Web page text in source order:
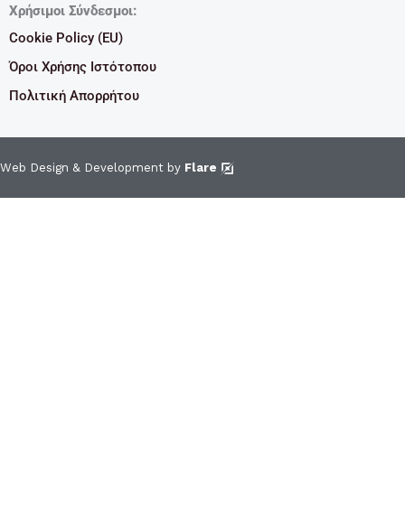
Χρήσιμοι Σύνδεσμοι:
Cookie Policy (EU)
Όροι Χρήσης Ιστότοπου
Πολιτική Απορρήτου
Web Design & Development by Flare